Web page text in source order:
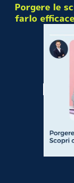
Porgere le
farlo